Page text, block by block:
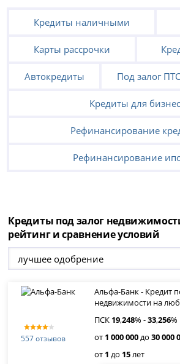
Кредиты наличными
Карты рассрочки
Автокредиты Под залог ПТС
Кредиты для
Рефинансирование
Рефинансирование
Кредиты под залог
рейтинг и сравнение условий
лучшее одобрение
557 отзывов
Альфа-Банк - Кредит
недвижимости на
ПСК 19,248% -33,256%
от 1 000 000до30 000
от 1 до 15лет